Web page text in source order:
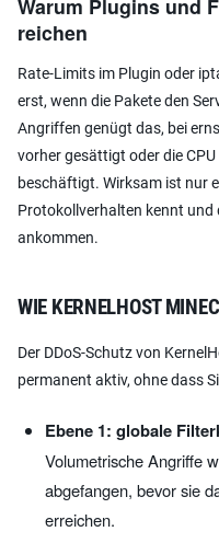
Warum Plugins und
reichen
Rate-Limits im Plugin oder
erst, wenn die Pakete den
Angriffen genügt das, bei
vorher gesättigt oder die
beschäftigt. Wirksam ist nur
Protokollverhalten kennt und
ankommen.
WIE KERNELHOST
Der DDoS-Schutz von
permanent aktiv, ohne dass
Ebene 1: globale
Volumetrische Angriffe
abgefangen, bevor sie
erreichen.